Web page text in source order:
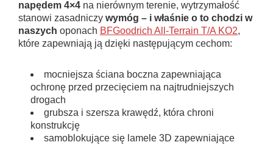
napędem 4×4 na nierównym terenie, wytrzymałość
stanowi zasadniczy wymóg – i właśnie o to chodzi w
naszych oponach BFGoodrich All-Terrain T/A KO2,
które zapewniają ją dzięki następującym cechom:
mocniejsza ściana boczna zapewniająca
ochronę przed przecięciem na najtrudniejszych
drogach
grubsza i szersza krawędź, która chroni
konstrukcję
samoblokujące się lamele 3D zapewniające